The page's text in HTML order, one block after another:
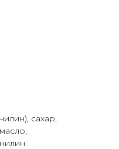
сахар,